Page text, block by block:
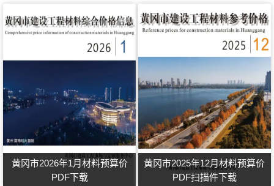
黄冈市2026年1月材料预算价
PDF下载
黄冈市2025年12月材料预算价
PDF扫描件下载